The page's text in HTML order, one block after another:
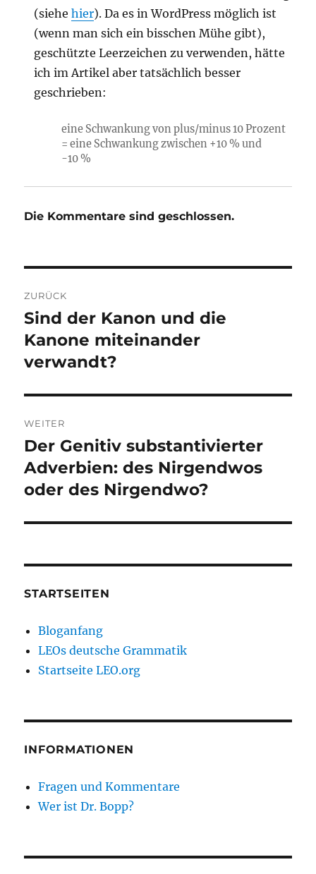
(siehehier). Da es in WordPress möglich ist
(wenn man sich ein bisschen Mühe gibt),
geschützte Leerzeichen zu verwenden, hätte
ich im Artikel aber tatsächlich besser
geschrieben:
eine Schwankung von plus/minus 10 Prozent
= eine Schwankung zwischen +10 % und
-10 %
Die Kommentare sind geschlossen.
ZURÜCK
Vorheriger
Beitrag:
Sind der Kanon und die
Kanone miteinander
verwandt?
WEITER
Nächster
Beitrag:
Der Genitiv substantivierter
Adverbien: des Nirgendwos
oder des Nirgendwo?
STARTSEITEN
Bloganfang
LEOs deutsche Grammatik
Startseite LEO.org
INFORMATIONEN
Fragen und Kommentare
Wer ist Dr. Bopp?